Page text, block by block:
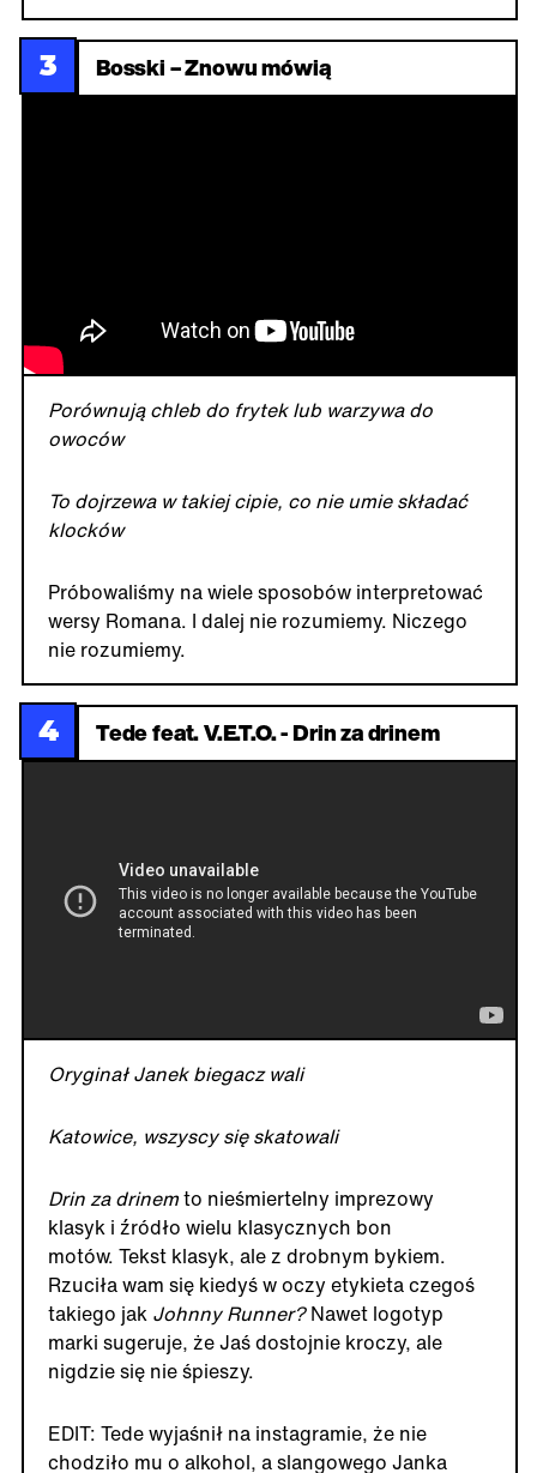
3 Bosski – Znowu mówią
Porównują chleb do frytek lub warzywa do
owoców
To dojrzewa w takiej cipie, co nie umie składać
klocków
Próbowaliśmy na wiele sposobów interpretować
wersy Romana. I dalej nie rozumiemy. Niczego
nie rozumiemy.
4 Tede feat. V.E.T.O. - Drin za drinem
Oryginał Janek biegacz wali
Katowice, wszyscy się skatowali
Drin za drinemto nieśmiertelny imprezowy
klasyk i źródło wielu klasycznych bon
motów. Tekst klasyk, ale z drobnym bykiem.
Rzuciła wam się kiedyś w oczy etykieta czegoś
takiego jak Johnny Runner?Nawet logotyp
marki sugeruje, że Jaś dostojnie kroczy, ale
nigdzie się nie śpieszy.
EDIT: Tede wyjaśnił na instagramie, że nie
chodziło mu o alkohol, a slangowego Janka